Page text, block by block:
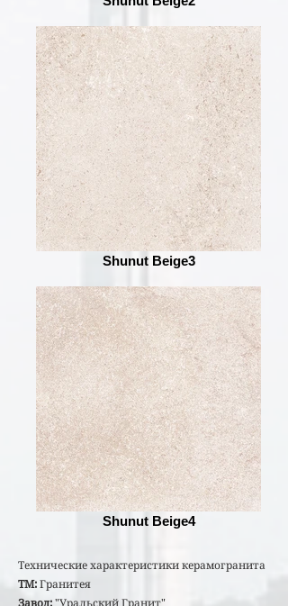
Shunut Beige3
Shunut Beige4
Технические характеристики керамогранита
ТМ: Гранитея
Завод: "Уральский Гранит"